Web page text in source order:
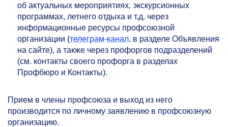
об актуальных мероприятиях, экскурсионных
программах, летнего отдыха и т.д. через
информационные ресурсы профсоюзной
организации (телеграм-канал, в разделе Объявления
на сайте), а также через профоргов подразделений
(см. контакты своего профорга в разделах
Профбюро и Контакты).
Прием в члены профсоюза и выход из него
производится по личному заявлению в профсоюзную
организацию.